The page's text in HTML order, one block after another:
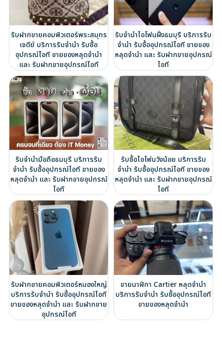
รับฝากขายคอมพิวเตอร์พระสมุทร
เจดีย์ บริการรับจำนำ รับซื้อ
อุปกรณ์ไอที ขายของหลุดจำนำ
และ รับฝากขายอุปกรณ์ไอที
รับจำนำไอโฟนฝั่งธนบุรี บริการรับ
จำนำ รับซื้ออุปกรณ์ไอที ขายของ
หลุดจำนำ และ รับฝากขายอุปกรณ์
ไอที
รับจำนำมือถือธนบุรี บริการรับ
จำนำ รับซื้ออุปกรณ์ไอที ขายของ
หลุดจำนำ และ รับฝากขายอุปกรณ์
ไอที
รับซื้อไอโฟนวังน้อย บริการรับ
จำนำ รับซื้ออุปกรณ์ไอที ขายของ
หลุดจำนำ และ รับฝากขายอุปกรณ์
ไอที
รับฝากขายคอมพิวเตอร์หนองใหญ่
บริการรับจำนำ รับซื้ออุปกรณ์ไอที
ขายของหลุดจำนำ และ รับฝากขาย
อุปกรณ์ไอที
ขายนาฬิกา Cartier หลุดจำนำ
บริการรับจำนำ รับซื้ออุปกรณ์ไอที
ขายของหลุดจำนำ